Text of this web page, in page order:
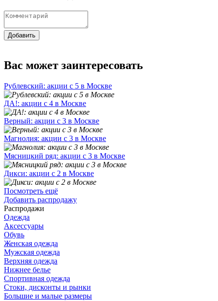
Добавить
Вас может заинтересовать
Рублевский: акции с 5 в Москве
ДА!: акции с 4 в Москве
Верный: акции с 3 в Москве
Магнолия: акции с 3 в Москве
Мясницкий ряд: акции с 3 в Москве
Дикси: акции с 2 в Москве
Посмотреть ещё
Добавить распродажу
Распродажи
Одежда
Аксессуары
Обувь
Женская одежда
Мужская одежда
Верхняя одежда
Нижнее белье
Спортивная одежда
Стоки, дисконты и рынки
Большие и малые размеры